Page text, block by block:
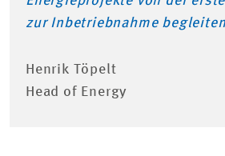
zur Inbetriebnahme
Henrik Töpelt
Head of Energy